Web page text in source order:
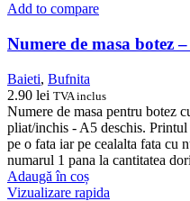
Add to compare
Numere de masa botez
Baieti, Bufnita
2.90 lei TVA inclus
Numere de masa pentru botez
pliat/inchis - A5 deschis.
pe o fata iar pe cealalta fata cu
numarul 1 pana la cantitatea
Adaugă în coș
Vizualizare rapida